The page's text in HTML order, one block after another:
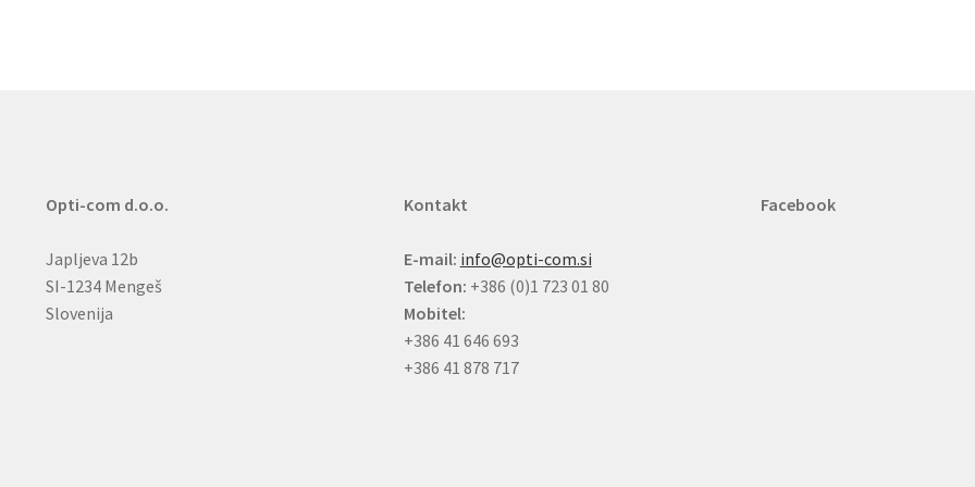
Opti-com d.o.o.
Japljeva 12b
SI-1234 Mengeš
Slovenija
Kontakt
E-mail: info@opti-com.si
Telefon: +386 (0)1 723 01 80
Mobitel:
+386 41 646 693
+386 41 878 717
Facebook